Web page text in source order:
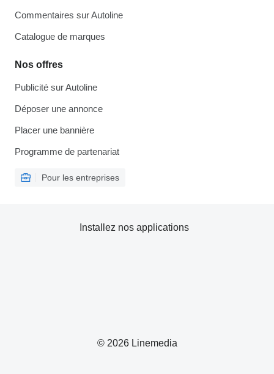
Commentaires sur Autoline
Catalogue de marques
Nos offres
Publicité sur Autoline
Déposer une annonce
Placer une bannière
Programme de partenariat
Pour les entreprises
© 2026 Linemedia
Installez nos applications